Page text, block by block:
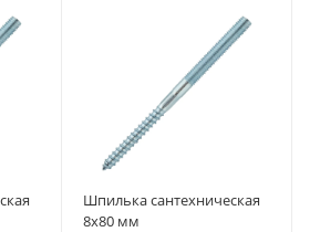
Шпилька сантехническая
8x80 мм